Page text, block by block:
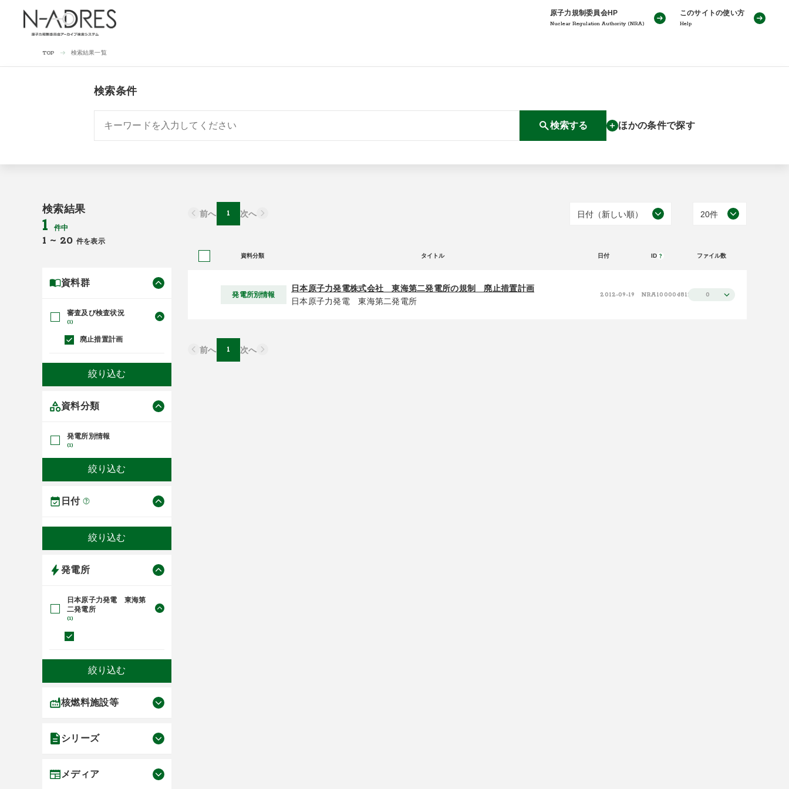
原子力規制委員会HP
Nuclear Regulation Authority (NRA)
このサイトの使い方
Help
TOP 検索結果一覧
検索条件
検索する ほかの条件で探す
検索結果
1 件中
1 ~ 20 件を表示
資料群
審査及び検査状況
(1)
廃止措置計画
資料分類
発電所別情報
(1)
日付
発電所
日本原子力発電 東海第
二発電所
(1)
核燃料施設等
シリーズ
メディア
前へ 1 次へ 日付（新しい順）
日付（新しい順）
20件
50件
資料分類 タイトル 日付 ID ファイル数
発電所別情報
日本原子力発電株式会社 東海第二発電所の規制 廃止措置計画
日本原子力発電 東海第二発電所
2012-09-19 NRA100004812 0
前へ 1 次へ